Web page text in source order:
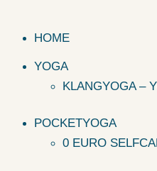
HOME
YOGA
KLANGYOGA –
POCKETYOGA
0 EURO